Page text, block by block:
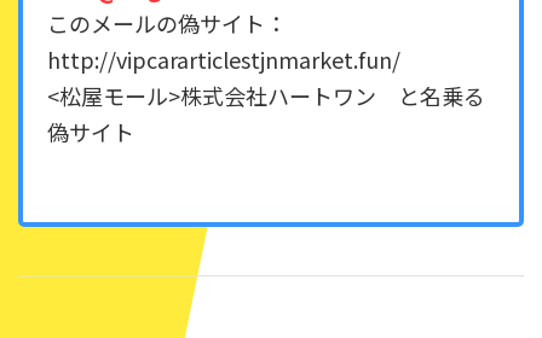
このメールの偽サイト：
http://vipcararticlestjnmarket.fun/
<松屋モール>株式会社ハートワン と名乗る
偽サイト